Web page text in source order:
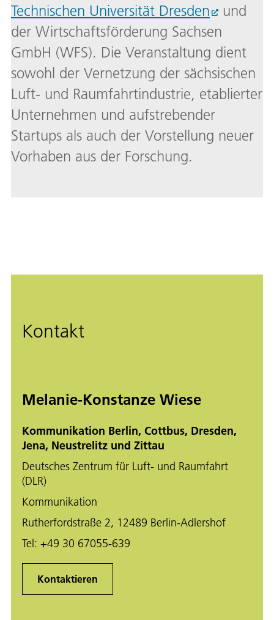
Technischen Universität Dresden
und
der Wirtschaftsförderung Sachsen
GmbH (WFS). Die Veranstaltung dient
sowohl der Vernetzung der sächsischen
Luft- und Raumfahrtindustrie, etablierter
Unternehmen und aufstrebender
Startups als auch der Vorstellung neuer
Vorhaben aus der Forschung.
Kontakt
Melanie-Konstanze Wiese
Kommunikation Berlin, Cottbus, Dresden,
Jena, Neustrelitz und Zittau
Deutsches Zentrum für Luft- und Raumfahrt
(DLR)
Kommunikation
Rutherfordstraße 2, 12489 Berlin-Adlershof
Tel: +49 30 67055-639
Kontaktieren